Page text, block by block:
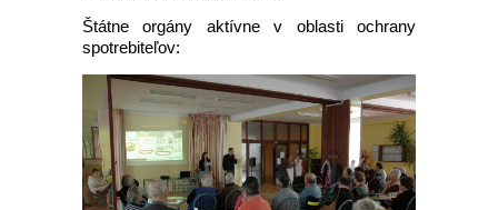
Štátne orgány aktívne v oblasti ochrany
spotrebiteľov: